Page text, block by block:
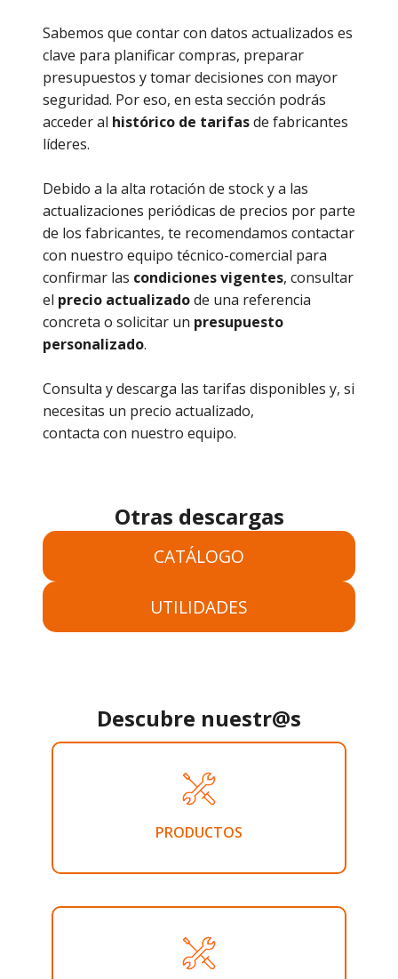
Sabemos que contar con datos actualizados es
clave para planificar compras, preparar
presupuestos y tomar decisiones con mayor
seguridad. Por eso, en esta sección podrás
acceder al histórico de tarifasde fabricantes
líderes.
Debido a la alta rotación de stock y a las
actualizaciones periódicas de precios por parte
de los fabricantes, te recomendamos contactar
con nuestro equipo técnico-comercial para
confirmar las condiciones vigentes, consultar
el precio actualizadode una referencia
concreta o solicitar un presupuesto
personalizado.
Consulta y descarga las tarifas disponibles y, si
necesitas un precio actualizado,
contacta con nuestro equipo.
Otras descargas
CATÁLOGO
UTILIDADES
Descubre nuestr@s
PRODUCTOS